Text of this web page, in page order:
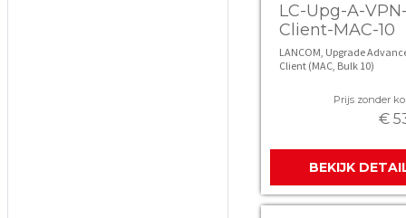
LC-Upg-A-
Client-MAC-10
LANCOM, Upgrade
Client (MAC, Bulk 10)
Prijs zonder
€
BEKIJK